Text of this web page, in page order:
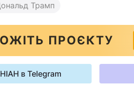
Трамп
ПРОЄКТУ
в Telegram